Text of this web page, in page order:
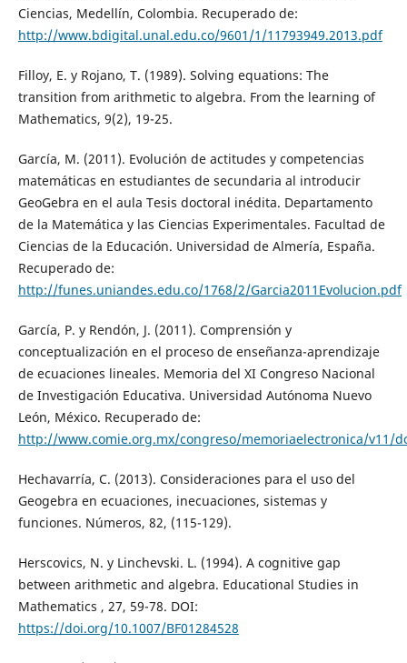
Ciencias, Medellín, Colombia. Recuperado de:
http://www.bdigital.unal.edu.co/9601/1/11793949.2013.pdf
Filloy, E. y Rojano, T. (1989). Solving equations: The
transition from arithmetic to algebra. From the learning of
Mathematics, 9(2), 19-25.
García, M. (2011). Evolución de actitudes y competencias
matemáticas en estudiantes de secundaria al introducir
GeoGebra en el aula Tesis doctoral inédita. Departamento
de la Matemática y las Ciencias Experimentales. Facultad de
Ciencias de la Educación. Universidad de Almería, España.
Recuperado de:
http://funes.uniandes.edu.co/1768/2/Garcia2011Evolucion.pdf
García, P. y Rendón, J. (2011). Comprensión y
conceptualización en el proceso de enseñanza-aprendizaje
de ecuaciones lineales. Memoria del XI Congreso Nacional
de Investigación Educativa. Universidad Autónoma Nuevo
León, México. Recuperado de:
http://www.comie.org.mx/congreso/memoriaelectronica/v11/
Hechavarría, C. (2013). Consideraciones para el uso del
Geogebra en ecuaciones, inecuaciones, sistemas y
funciones. Números, 82, (115-129).
Herscovics, N. y Linchevski. L. (1994). A cognitive gap
between arithmetic and algebra. Educational Studies in
Mathematics , 27, 59-78. DOI:
https://doi.org/10.1007/BF01284528